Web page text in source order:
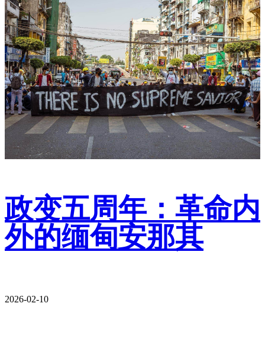
政变五周年：革命内
外的缅甸安那其
2026-02-10